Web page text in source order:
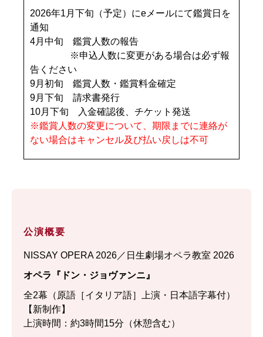
2026年1月下旬（予定）にeメールにて鑑賞日を
通知
4月中旬 鑑賞人数の報告
※申込人数に変更がある場合は必ず報
告ください
9月初旬 鑑賞人数・鑑賞料金確定
9月下旬 請求書発行
10月下旬 入金確認後、チケット発送
※鑑賞人数の変更について、期限までに連絡が
ない場合はキャンセル及び払い戻しは不可
公演概要
NISSAY OPERA 2026／日生劇場オペラ教室 2026
オペラ『ドン・ジョヴァンニ』
全2幕（原語［イタリア語］上演・日本語字幕付）
【新制作】
上演時間：約3時間15分（休憩含む）